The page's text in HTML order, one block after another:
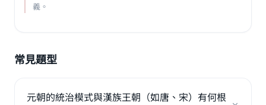
義。
常見題型
元朝的統治模式與漢族王朝（如唐、宋）有何根